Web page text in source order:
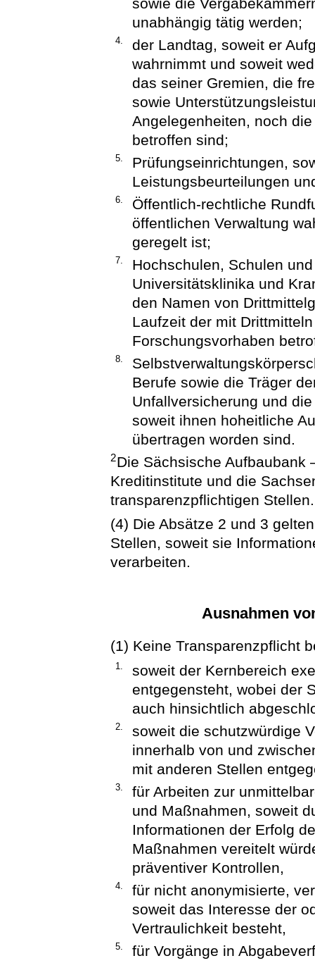
sowie die
unabhängig tätig werden;
4.
der Landtag, soweit er
wahrnimmt und soweit
das seiner Gremien, die
sowie
Angelegenheiten, noch
betroffen sind;
5.
Prüfungseinrichtungen,
Leistungsbeurteilungen
6.
Öffentlich-rechtliche
öffentlichen Verwaltung
geregelt ist;
7.
Hochschulen, Schulen
Universitätsklinika und
den Namen von
Laufzeit der mit
Forschungsvorhaben
8.
Berufe sowie die Träger
Unfallversicherung und
soweit ihnen hoheitliche
übertragen worden sind.
2Die Sächsische Aufbaubank
Kreditinstitute und die
transparenzpflichtigen Stellen.
(4) Die Absätze 2 und 3
Stellen, soweit sie
verarbeiten.
Ausnahmen
(1) Keine Transparenzpflicht
1.
soweit der Kernbereich
entgegensteht, wobei der
auch hinsichtlich
2.
soweit die schutzwürdige
innerhalb von und
mit anderen Stellen
3.
für Arbeiten zur
und Maßnahmen, soweit
Informationen der Erfolg
Maßnahmen vereitelt
präventiver Kontrollen,
4.
für nicht anonymisierte,
soweit das Interesse der
Vertraulichkeit besteht,
5.
für Vorgänge in